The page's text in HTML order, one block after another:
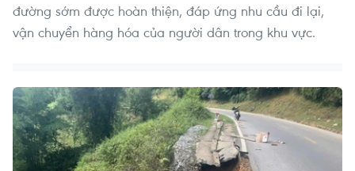
đường sớm được hoàn thiện, đáp ứng nhu cầu đi lại,
vận chuyển hàng hóa của người dân trong khu vực.